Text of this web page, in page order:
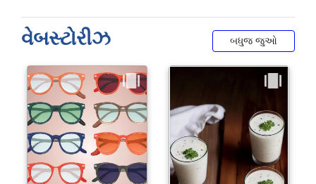
વેબસ્ટોરીઝ બધુજ જુઓ